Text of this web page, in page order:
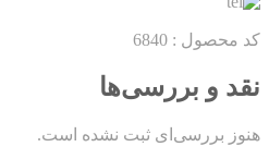
کد محصول : 6840
نقد و بررسی‌ها
هنوز بررسی‌ای ثبت نشده است.